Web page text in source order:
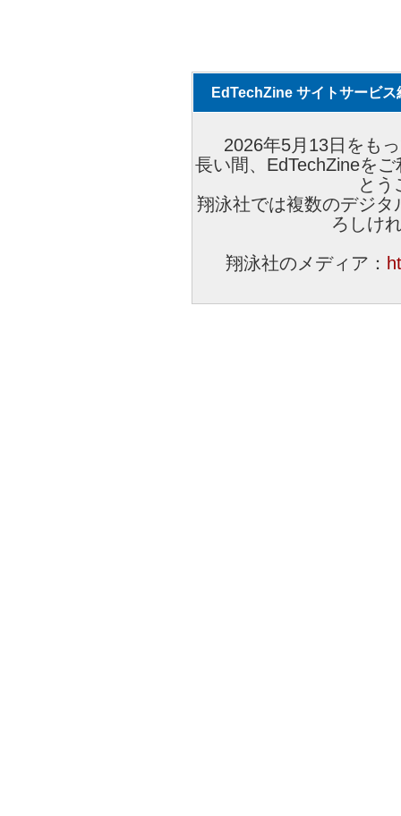
EdTechZine サイトサービス
2026年5月13日をも
長い間、EdTechZineを
とう
翔泳社では複数のデジ
ろしけ
翔泳社のメディア：